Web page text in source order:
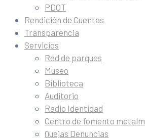
PDOT
Rendición de Cuentas
Transparencia
Servicios
Red de parques
Museo
Biblioteca
Auditorio
Radio Identidad
Centro de fomento
Quejas Denuncias